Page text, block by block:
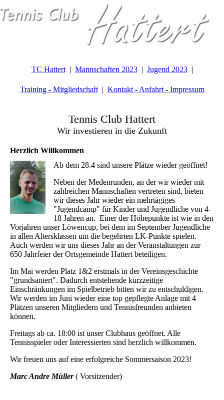
TC Hattert Mannschaften 2023 Jugend 2023
Training - Mitgliedschaft Kontakt - Anfahrt - Impressum
Tennis Club Hattert
Wir investieren in die Zukunft
Herzlich Willkommen
Ab dem 28.4 sind unsere Plätze wieder geöffnet!
Neben der Medenrunden, an der wir wieder mit
zahlreichen Mannschaften vertreten sind, bieten
wir dieses Jahr wieder ein mehrtägiges
"Jugendcamp" für Kinder und Jugendliche von 4-
18 Jahren an. Einer der Höhepunkte ist wie in den
Vorjahren unser Löwencup, bei dem im September Jugendliche
in allen Altersklassen um die begehrten LK-Punkte spielen.
Auch werden wir uns dieses Jahr an der Veranstaltungen zur
650 Jahrfeier der Ortsgemeinde Hattert beteiligen.
Im Mai werden Platz 1&2 erstmals in der Vereinsgeschichte
"grundsaniert". Dadurch entstehende kurzzeitige
Einschränkungen im Spielbetrieb bitten wir zu entschuldigen.
Wir werden im Juni wieder eine top gepflegte Anlage mit 4
Plätzen unseren Mitgliedern und Tennisfreunden anbieten
können.
Freitags ab ca. 18:00 ist unser Clubhaus geöffnet. Alle
Tennisspieler oder Interessierten sind herzlich willkommen.
Wir freuen uns auf eine erfolgreiche Sommersaison 2023!
Marc Andre Müller( Vorsitzender)